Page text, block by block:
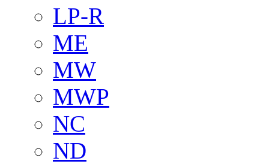
LP-R
ME
MW
MWP
NC
ND